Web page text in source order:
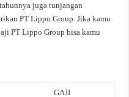
juga tunjangan
PT Lippo Group. Jika kamu
PT Lippo Group bisa kamu
GAJI